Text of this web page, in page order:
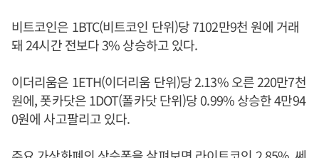
비트코인은 1BTC(비트코인 단위)당 7102만9천 원에 거래
돼 24시간 전보다 3% 상승하고 있다.
이더리움은 1ETH(이더리움 단위)당 2.13% 오른 220만7천
원에, 폿카닷은 1DOT(폴카닷 단위)당 0.99% 상승한 4만94
0원에 사고팔리고 있다.